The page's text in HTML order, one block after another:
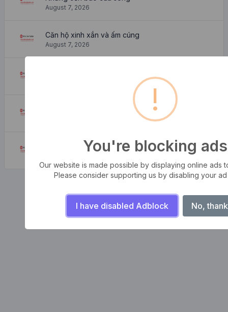
August 7, 2026
Căn hộ xinh xắn và ấm cúng
August 7, 2026
Tại sao lại sử dụng nó?
!
You're blocking ads
Our website is made possible by displaying online ads
Please consider supporting us by disabling your
I have disabled Adblock No,